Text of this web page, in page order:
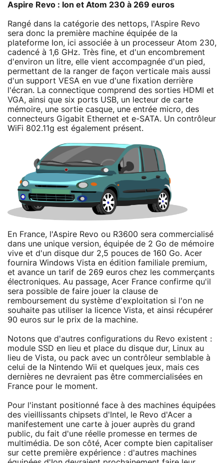
Aspire Revo : Ion et Atom 230 à 269 euros
Rangé dans la catégorie des nettops, l'Aspire Revo
sera donc la première machine équipée de la
plateforme Ion, ici associée à un processeur Atom 230,
cadencé à 1,6 GHz. Très fine, et d'un encombrement
d'environ un litre, elle vient accompagnée d'un pied,
permettant de la ranger de façon verticale mais aussi
d'un support VESA en vue d'une fixation derrière
l'écran. La connectique comprend des sorties HDMI et
VGA, ainsi que six ports USB, un lecteur de carte
mémoire, une sortie casque, une entrée micro, des
connecteurs Gigabit Ethernet et e-SATA. Un contrôleur
WiFi 802.11g est également présent.
En France, l'Aspire Revo ou R3600 sera commercialisé
dans une unique version, équipée de 2 Go de mémoire
vive et d'un disque dur 2,5 pouces de 160 Go. Acer
fournira Windows Vista en édition familiale premium,
et avance un tarif de 269 euros chez les commerçants
électroniques. Au passage, Acer France confirme qu'il
sera possible de faire jouer la clause de
remboursement du système d'exploitation si l'on ne
souhaite pas utiliser la licence Vista, et ainsi récupérer
90 euros sur le prix de la machine.
Notons que d'autres configurations du Revo existent :
module SSD en lieu et place du disque dur, Linux au
lieu de Vista, ou pack avec un contrôleur semblable à
celui de la Nintendo Wii et quelques jeux, mais ces
dernières ne devraient pas être commercialisées en
France pour le moment.
Pour l'instant positionné face à des machines équipées
des vieillissants chipsets d'Intel, le Revo d'Acer a
manifestement une carte à jouer auprès du grand
public, du fait d'une réelle promesse en termes de
multimédia. De son côté, Acer compte bien capitaliser
sur cette première expérience : d'autres machines